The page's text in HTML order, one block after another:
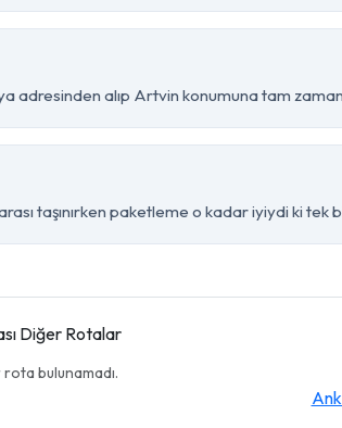
adresinden alıp Artvin konumuna tam
taşınırken paketleme o kadar iyiydi ki tek
Diğer Rotalar
bulunamadı.